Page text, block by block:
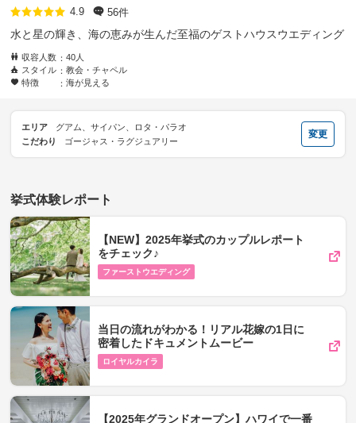
4.9 56件
水と星の輝き、海の恵みが生んだ至福のゲストハウスウエディング
収容人数
40人
スタイル
教会・チャペル
特徴
海が見える
エリア
グアム、サイパン、ロタ・パラオ
こだわり
ゴージャス・ラグジュアリー
変更
挙式体験レポート
【NEW】2025年挙式のカップルレポート
をチェック♪
ファーストウエディング
当日の流れがわかる！リアル花嫁の1日に
密着したドキュメントムービー
ロイヤルカイラ
【2025年グランドオープン】ハワイで一番